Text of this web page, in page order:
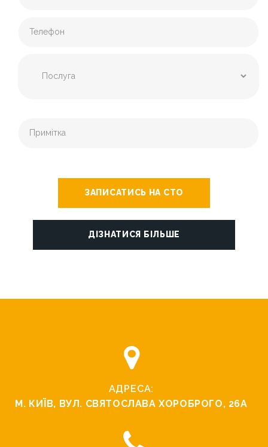
ЗАПИСАТИСЬ НА СТО
ДІЗНАТИСЯ БІЛЬШЕ
АДРЕСА:
М. КИЇВ, ВУЛ. СВЯТОСЛАВА ХОРОБРОГО, 26А